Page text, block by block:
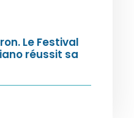
Le Festival
réussit sa